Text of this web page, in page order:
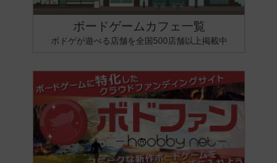
ボードゲームカフェ一覧
ボドゲが遊べる店舗を全国500店舗以上掲載中